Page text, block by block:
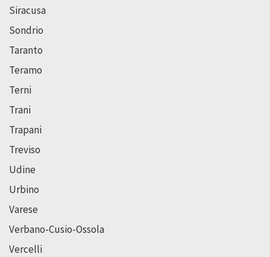
Siracusa
Sondrio
Taranto
Teramo
Terni
Trani
Trapani
Treviso
Udine
Urbino
Varese
Verbano-Cusio-Ossola
Vercelli